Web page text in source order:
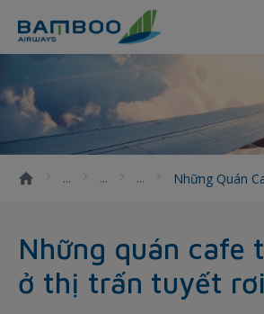
Những quán cafe trứ
Những Quán
Những quán cafe
ở thị trấn tuyết